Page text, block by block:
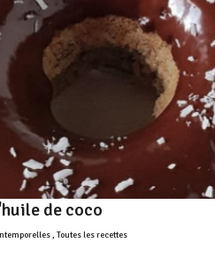
de coco
, Toutes les recettes